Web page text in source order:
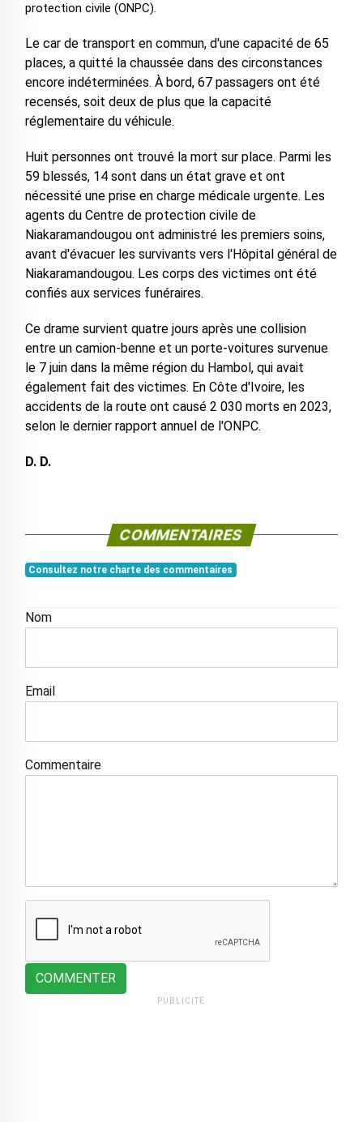
protection civile (ONPC).
Le car de transport en commun, d'une capacité de 65
places, a quitté la chaussée dans des circonstances
encore indéterminées. À bord, 67 passagers ont été
recensés, soit deux de plus que la capacité
réglementaire du véhicule.
Huit personnes ont trouvé la mort sur place. Parmi les
59 blessés, 14 sont dans un état grave et ont
nécessité une prise en charge médicale urgente. Les
agents du Centre de protection civile de
Niakaramandougou ont administré les premiers soins,
avant d'évacuer les survivants vers l'Hôpital général de
Niakaramandougou. Les corps des victimes ont été
confiés aux services funéraires.
Ce drame survient quatre jours après une collision
entre un camion-benne et un porte-voitures survenue
le 7 juin dans la même région du Hambol, qui avait
également fait des victimes. En Côte d'Ivoire, les
accidents de la route ont causé 2 030 morts en 2023,
selon le dernier rapport annuel de l'ONPC.
D. D.
COMMENTAIRES
Consultez notre charte des commentaires
Nom
Email
Commentaire
COMMENTER
PUBLICITÉ